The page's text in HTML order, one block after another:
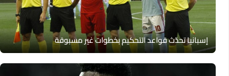
إسبانيا تحدّث قواعد التحكيم بخطوات غير مسبوقة